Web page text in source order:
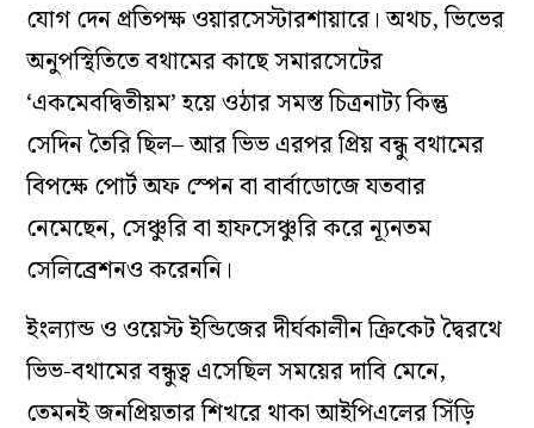
যোগ দেন প্রতিপক্ষ ওয়ারসেস্টারশায়ারে। অথচ, ভিভের
অনুপস্থিতিতে বথামের কাছে সমারসেটের
‘একমেবদ্বিতীয়ম’ হয়ে ওঠার সমস্ত চিত্রনাট্য কিন্তু
সেদিন তৈরি ছিল– আর ভিভ এরপর প্রিয় বন্ধু বথামের
বিপক্ষে পোর্ট অফ স্পেন বা বার্বাডোজে যতবার
নেমেছেন, সেঞ্চুরি বা হাফসেঞ্চুরি করে ন্যূনতম
সেলিব্রেশনও করেননি।
ইংল্যান্ড ও ওয়েস্ট ইন্ডিজের দীর্ঘকালীন ক্রিকেট দ্বৈরথে
ভিভ-বথামের বন্ধুত্ব এসেছিল সময়ের দাবি মেনে,
তেমনই জনপ্রিয়তার শিখরে থাকা আইপিএলের সিঁড়ি